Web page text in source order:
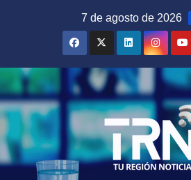
7 de agosto de 2026